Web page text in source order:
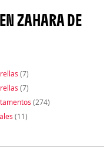
ZAHARA DE
(7)
(7)
(274)
(11)